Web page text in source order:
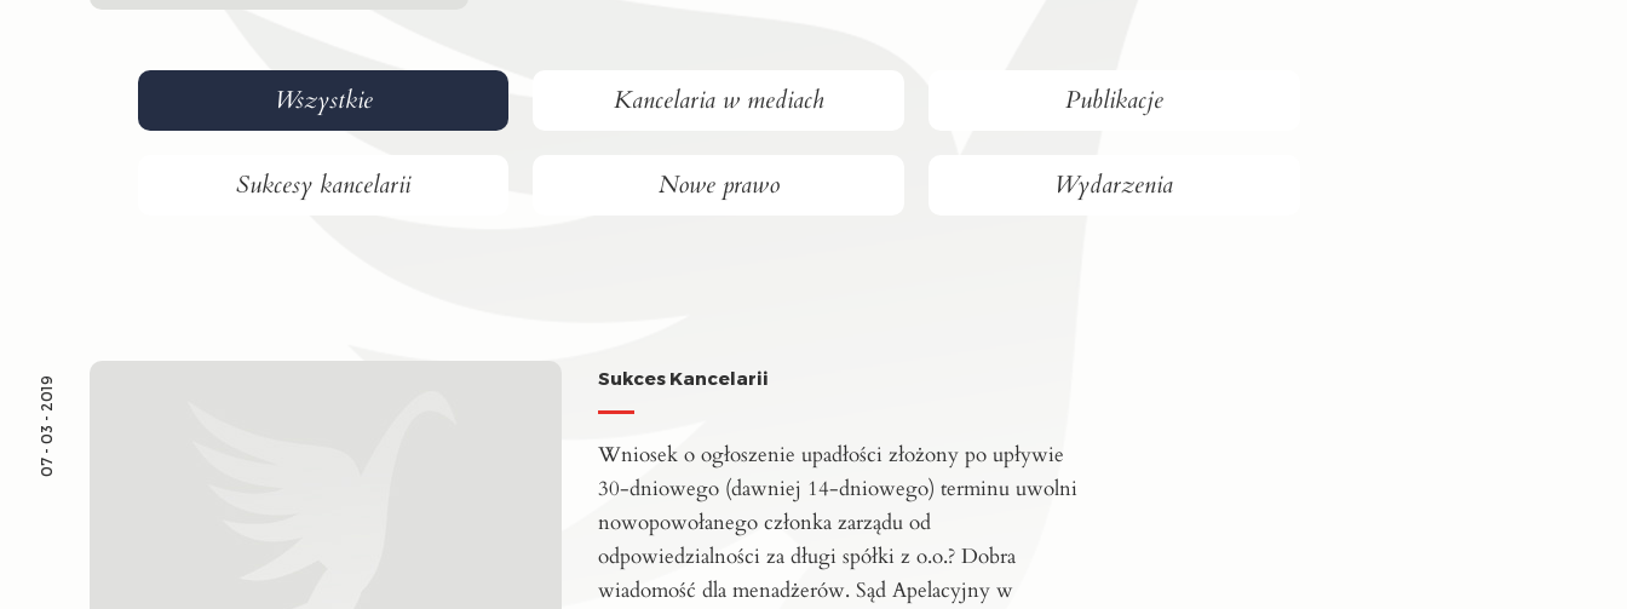
Wszystkie Kancelaria w mediach Publikacje
Sukcesy kancelarii Nowe prawo Wydarzenia
07 - 03 - 2019 Sukces Kancelarii
Wniosek o ogłoszenie upadłości złożony po upływie
30-dniowego (dawniej 14-dniowego) terminu uwolni
nowopowołanego członka zarządu od
odpowiedzialności za długi spółki z o.o.? Dobra
wiadomość dla menadżerów. Sąd Apelacyjny w